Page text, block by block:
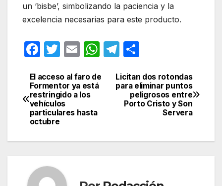
un ‘bisbe’, simbolizando la paciencia y la
excelencia necesarias para este producto.
F
c
e
b
o
o
T
itt
er
E
ail
W
at
p
T
e
gr
a
m
p
ar
Navegación
de
entradas
Licitan dos rotondas
para eliminar puntos
peligrosos entre
Porto Cristo y Son
Servera
El acceso al faro de
Formentor ya está
restringido a los
vehículos
particulares hasta
octubre